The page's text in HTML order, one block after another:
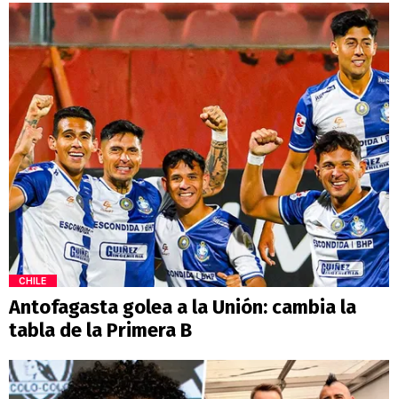
CHILE
Antofagasta golea a la Unión: cambia la
tabla de la Primera B